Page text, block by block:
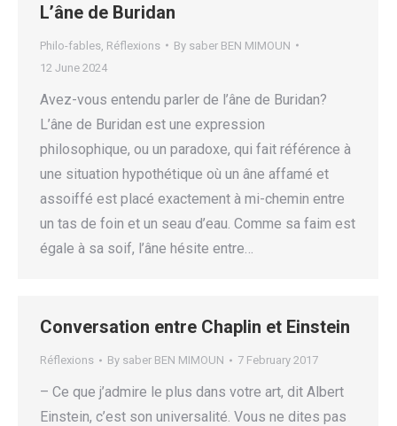
L’âne de Buridan
Philo-fables Réflexions By saber BEN MIMOUN
12 June 2024
Avez-vous entendu parler de l’âne de Buridan?
L’âne de Buridan est une expression
philosophique, ou un paradoxe, qui fait référence à
une situation hypothétique où un âne affamé et
assoiffé est placé exactement à mi-chemin entre
un tas de foin et un seau d’eau. Comme sa faim est
égale à sa soif, l’âne hésite entre…
Conversation entre Chaplin et Einstein
Réflexions By saber BEN MIMOUN 7 February 2017
– Ce que j’admire le plus dans votre art, dit Albert
Einstein, c’est son universalité. Vous ne dites pas